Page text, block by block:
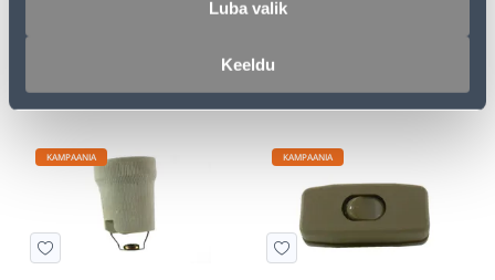
Luba valik
Keeldu
MUST
1
0
KAMPAANIA KAMPAANIA